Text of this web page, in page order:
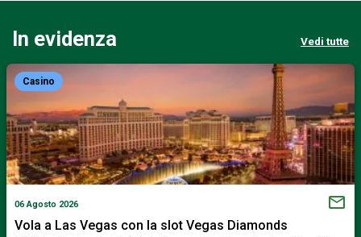
In evidenza Vedi tutte
Casino
06 Agosto 2026
Vola a Las Vegas con la slot Vegas Diamonds